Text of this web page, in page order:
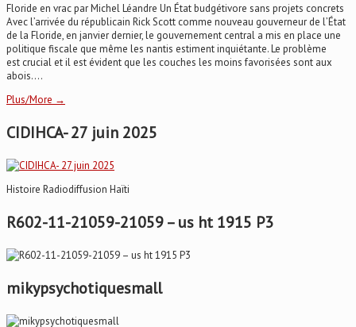
Floride en vrac par Michel Léandre Un État budgétivore sans projets concrets
Avec l’arrivée du républicain Rick Scott comme nouveau gouverneur de l’État
de la Floride, en janvier dernier, le gouvernement central a mis en place une
politique fiscale que même les nantis estiment inquiétante. Le problème
est crucial et il est évident que les couches les moins favorisées sont aux
abois....
Plus/More →
CIDIHCA- 27 juin 2025
Histoire Radiodiffusion Haïti
R602-11-21059-21059 – us ht 1915 P3
mikypsychotiquesmall